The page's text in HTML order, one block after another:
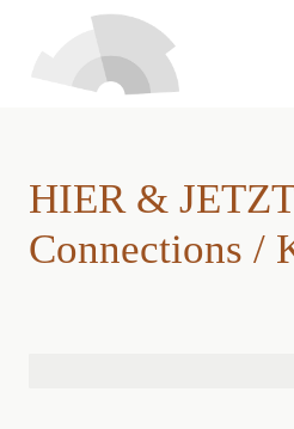
HIER &
Connections /